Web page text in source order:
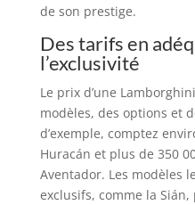
de son prestige.
Des tarifs en
l’exclusivité
Le prix d’une
modèles, des options et
d’exemple, comptez
Huracán et plus de 350
Aventador. Les modèles
exclusifs, comme la